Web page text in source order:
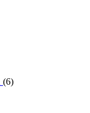
(6)